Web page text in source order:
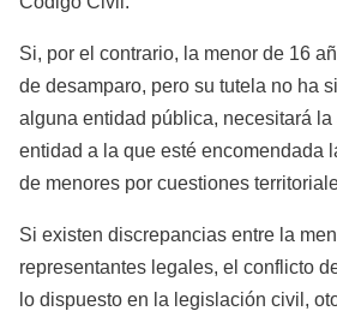
Si, por el contrario, la menor de 16
de desamparo, pero su tutela no ha
alguna entidad pública, necesitará
entidad a la que esté encomendada
de menores por cuestiones
Si existen discrepancias entre la
representantes legales, el conflicto
lo dispuesto en la legislación civil,